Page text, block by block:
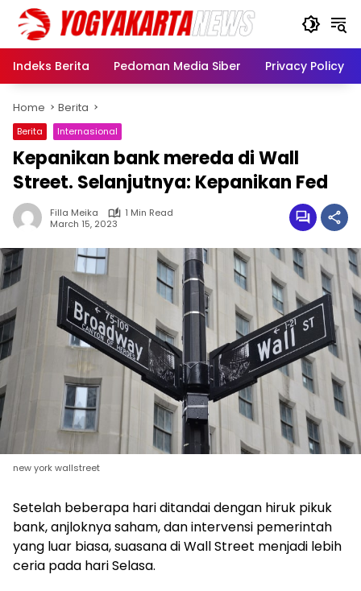
content
Indeks Berita
Pedoman Media Siber Privacy Policy
Home Berita
Berita Internasional
Kepanikan bank mereda di Wall
Street. Selanjutnya: Kepanikan Fed
Filla Meika
1 Min Read
March 15, 2023
new york wallstreet
Setelah beberapa hari ditandai dengan hiruk pikuk
bank, anjloknya saham, dan intervensi pemerintah
yang luar biasa, suasana di Wall Street menjadi lebih
ceria pada hari Selasa.